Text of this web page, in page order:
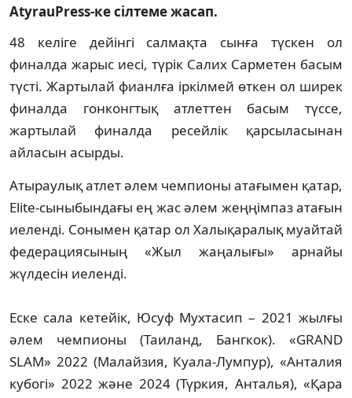
AtyrauPress-ке сілтеме жасап.
48 келіге дейінгі салмақта сынға түскен ол
финалда жарыс иесі, түрік Салих Сарметен басым
түсті. Жартылай фианлға іркілмей өткен ол ширек
финалда гонконгтық атлеттен басым түссе,
жартылай финалда ресейлік қарсыласынан
айласын асырды.
Атыраулық атлет әлем чемпионы атағымен қатар,
Elite-сыныбындағы ең жас әлем жеңңімпаз атағын
иеленді. Сонымен қатар ол Халықаралық муайтай
федерациясының «Жыл жаңалығы» арнайы
жүлдесін иеленді.
Еске сала кетейік, Юсуф Мухтасип – 2021 жылғы
әлем чемпионы (Таиланд, Бангкок). «GRAND
SLAM» 2022 (Малайзия, Куала-Лумпур), «Анталия
кубогі» 2022 және 2024 (Түркия, Анталья), «Қара